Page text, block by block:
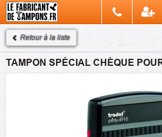
Retour à la liste
TAMPON SPÉCIAL CHÈQUE